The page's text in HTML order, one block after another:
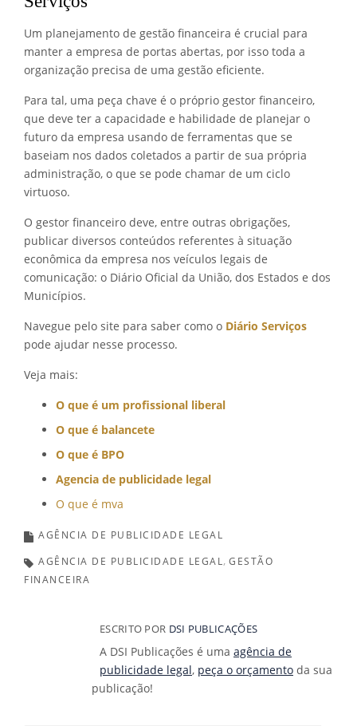
Um planejamento de gestão financeira é crucial para
manter a empresa de portas abertas, por isso toda a
organização precisa de uma gestão eficiente.
Para tal, uma peça chave é o próprio gestor financeiro,
que deve ter a capacidade e habilidade de planejar o
futuro da empresa usando de ferramentas que se
baseiam nos dados coletados a partir de sua própria
administração, o que se pode chamar de um ciclo
virtuoso.
O gestor financeiro deve, entre outras obrigações,
publicar diversos conteúdos referentes à situação
econômica da empresa nos veículos legais de
comunicação: o Diário Oficial da União, dos Estados e dos
Municípios.
Navegue pelo site para saber como o Diário Serviços
pode ajudar nesse processo.
Veja mais:
O que é um profissional liberal
O que é balancete
O que é BPO
Agencia de publicidade legal
O que é mva
AGÊNCIA DE PUBLICIDADE LEGAL
AGÊNCIA DE PUBLICIDADE LEGAL GESTÃO
FINANCEIRA
ESCRITO POR DSI PUBLICAÇÕES
A DSI Publicações é uma agência de
publicidade legal, peça o orçamento da sua
publicação!